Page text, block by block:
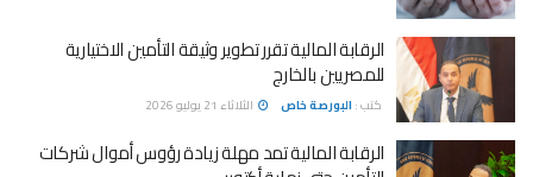
الرقابة المالية تقرر تطوير وثيقة التأمين الاختيارية
للمصريين بالخارج
كتب : البورصة خاص الثلاثاء 21 يوليو 2026
الرقابة المالية تمد مهلة زيادة رؤوس أموال شركات